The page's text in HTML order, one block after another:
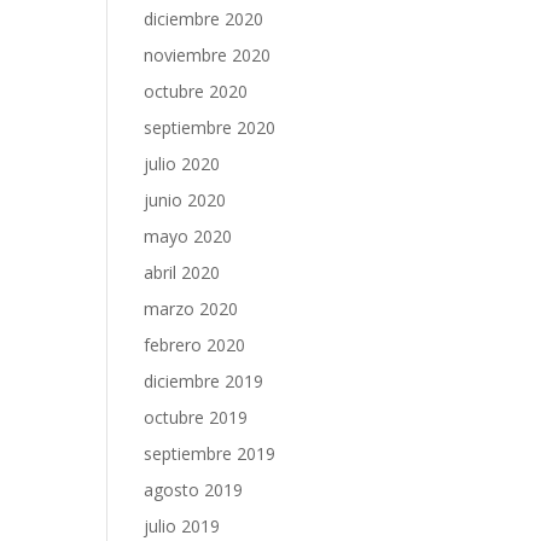
diciembre 2020
noviembre 2020
octubre 2020
septiembre 2020
julio 2020
junio 2020
mayo 2020
abril 2020
marzo 2020
febrero 2020
diciembre 2019
octubre 2019
septiembre 2019
agosto 2019
julio 2019